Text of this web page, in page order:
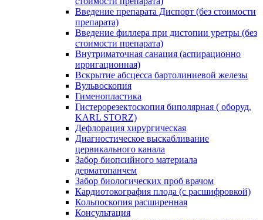
Введение препарата Диспорт (без стоимости
препарата)
Введение филлера при дистопии уретры (без
стоимости препарата)
Внутриматочная санация (аспирационно
ирригационная)
Вскрытие абсцесса бартолиниевой железы
Вульвоскопия
Гименопластика
Гистерорезектоскопия биполярная ( оборуд.
KARL STORZ)
Дефлорация хирургическая
Диагностическое выскабливание
цервикального канала
Забор биопсийного материала
дерматопанчем
Забор биологических проб врачом
Кардиотокография плода (с расшифровкой)
Кольпоскопия расширенная
Консультация